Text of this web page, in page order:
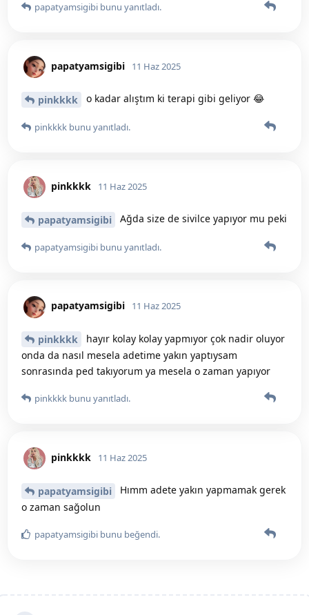
papatyamsigibi bunu yanıtladı.
papatyamsigibi 11 Haz 2025
pinkkkk o kadar alıştım ki terapi gibi geliyor 😂
pinkkkk bunu yanıtladı.
pinkkkk 11 Haz 2025
papatyamsigibi Ağda size de sivilce yapıyor mu peki
papatyamsigibi bunu yanıtladı.
papatyamsigibi 11 Haz 2025
pinkkkk
hayır kolay kolay yapmıyor çok nadir oluyor
onda da nasıl mesela adetime yakın yaptıysam
sonrasında ped takıyorum ya mesela o zaman yapıyor
pinkkkk bunu yanıtladı.
pinkkkk 11 Haz 2025
papatyamsigibi
Hımm adete yakın yapmamak gerek
o zaman sağolun
papatyamsigibi bunu beğendi.